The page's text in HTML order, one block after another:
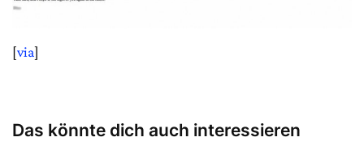
[via]
Das könnte dich auch interessieren